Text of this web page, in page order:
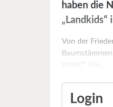
haben die
Von der
Wald?“ Die ...
Login